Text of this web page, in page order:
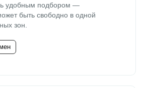
удобным подбором —
быть свободно в одной
зон.